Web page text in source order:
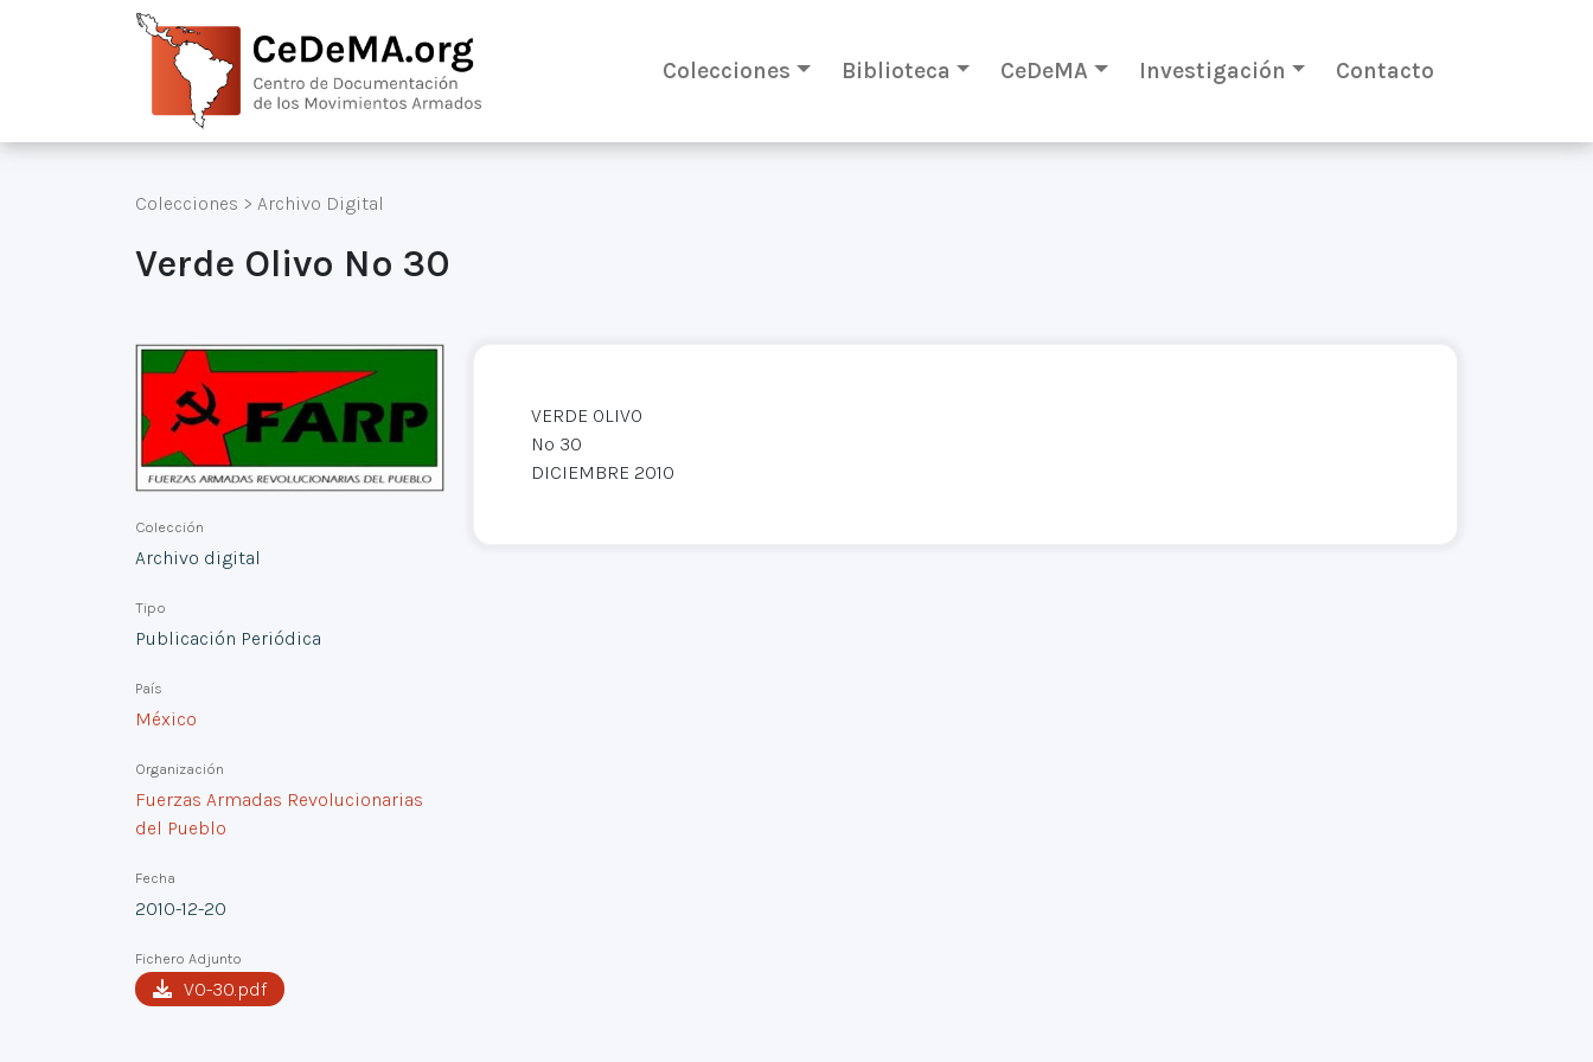
Colecciones Biblioteca CeDeMA Investigación Contacto
Colecciones > Archivo Digital
Verde Olivo Nº 30
Colección
Archivo digital
Tipo
Publicación Periódica
País
México
Organización
Fuerzas Armadas Revolucionarias
del Pueblo
Fecha
2010-12-20
Fichero Adjunto
VO-30.pdf
VERDE OLIVO
Nº 30
DICIEMBRE 2010